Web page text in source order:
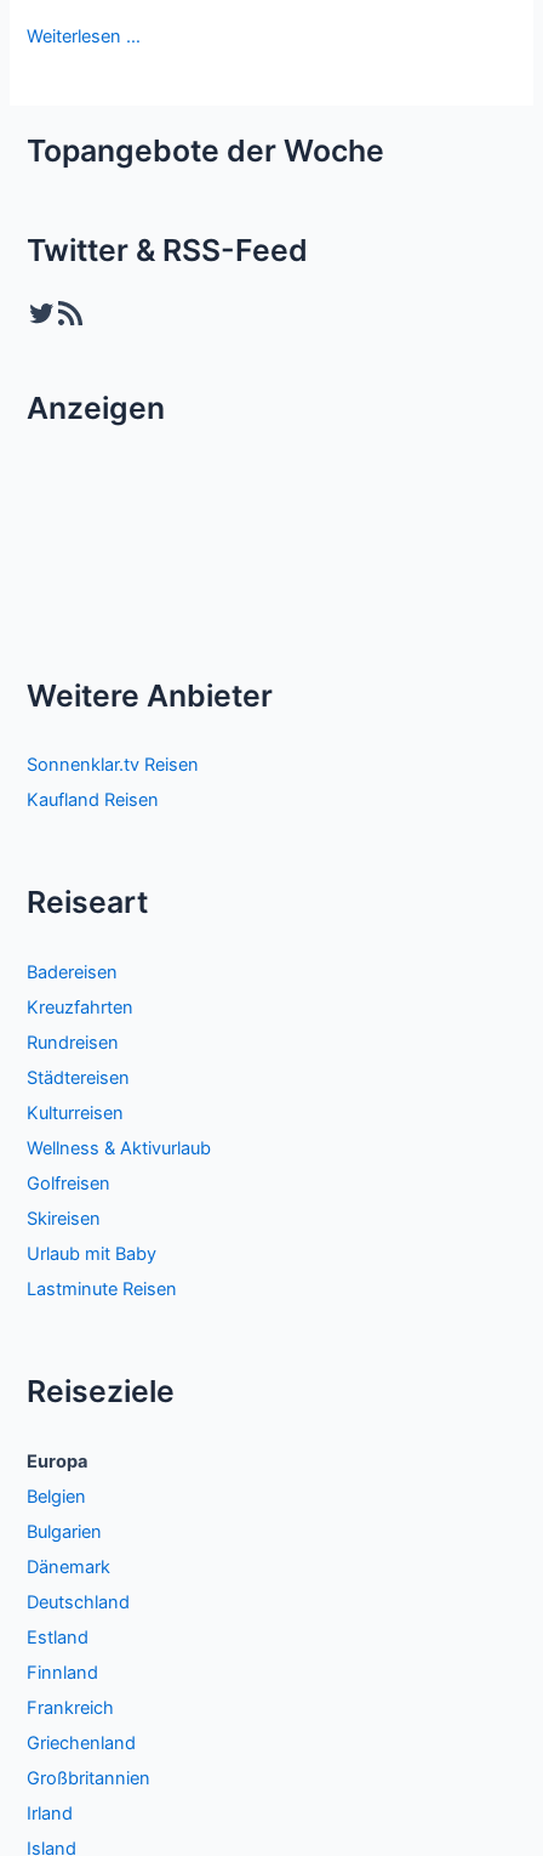
Weiterlesen …
Topangebote der Woche
Twitter & RSS-Feed
Twitter RSS-Feed
Anzeigen
Weitere Anbieter
Sonnenklar.tv Reisen
Kaufland Reisen
Reiseart
Badereisen
Kreuzfahrten
Rundreisen
Städtereisen
Kulturreisen
Wellness & Aktivurlaub
Golfreisen
Skireisen
Urlaub mit Baby
Lastminute Reisen
Reiseziele
Europa
Belgien
Bulgarien
Dänemark
Deutschland
Estland
Finnland
Frankreich
Griechenland
Großbritannien
Irland
Island